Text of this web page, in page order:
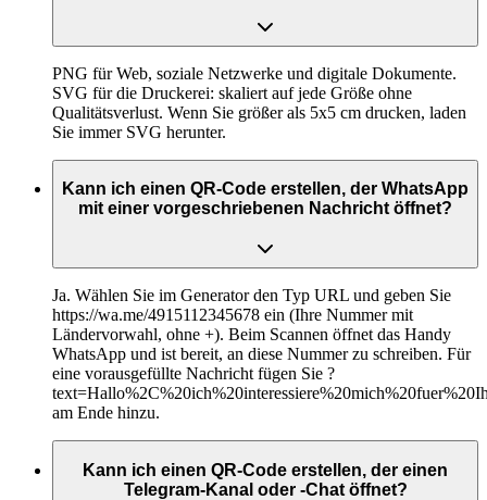
PNG für Web, soziale Netzwerke und digitale Dokumente.
SVG für die Druckerei: skaliert auf jede Größe ohne
Qualitätsverlust. Wenn Sie größer als 5x5 cm drucken, laden
Sie immer SVG herunter.
Kann ich einen QR-Code erstellen, der WhatsApp
mit einer vorgeschriebenen Nachricht öffnet?
Ja. Wählen Sie im Generator den Typ URL und geben Sie
https://wa.me/4915112345678 ein (Ihre Nummer mit
Ländervorwahl, ohne +). Beim Scannen öffnet das Handy
WhatsApp und ist bereit, an diese Nummer zu schreiben. Für
eine vorausgefüllte Nachricht fügen Sie ?
am Ende hinzu.
Kann ich einen QR-Code erstellen, der einen
Telegram-Kanal oder -Chat öffnet?